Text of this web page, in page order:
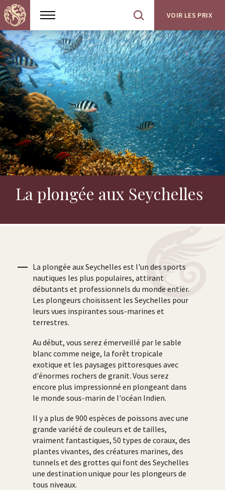
Show
menu
Open
site
search
VOIR LES PRIX
La plongée aux Seychelles
La plongée aux Seychelles est l'un des sports
nautiques les plus populaires, attirant
débutants et professionnels du monde entier.
Les plongeurs choisissent les Seychelles pour
leurs vues inspirantes sous-marines et
terrestres.
Au début, vous serez émerveillé par le sable
blanc comme neige, la forêt tropicale
exotique et les paysages pittoresques avec
d'énormes rochers de granit. Vous serez
encore plus impressionné en plongeant dans
le monde sous-marin de l'océan Indien.
Il y a plus de 900 espèces de poissons avec une
grande variété de couleurs et de tailles,
vraiment fantastiques, 50 types de coraux, des
plantes vivantes, des créatures marines, des
tunnels et des grottes qui font des Seychelles
une destination unique pour les plongeurs de
tous niveaux.